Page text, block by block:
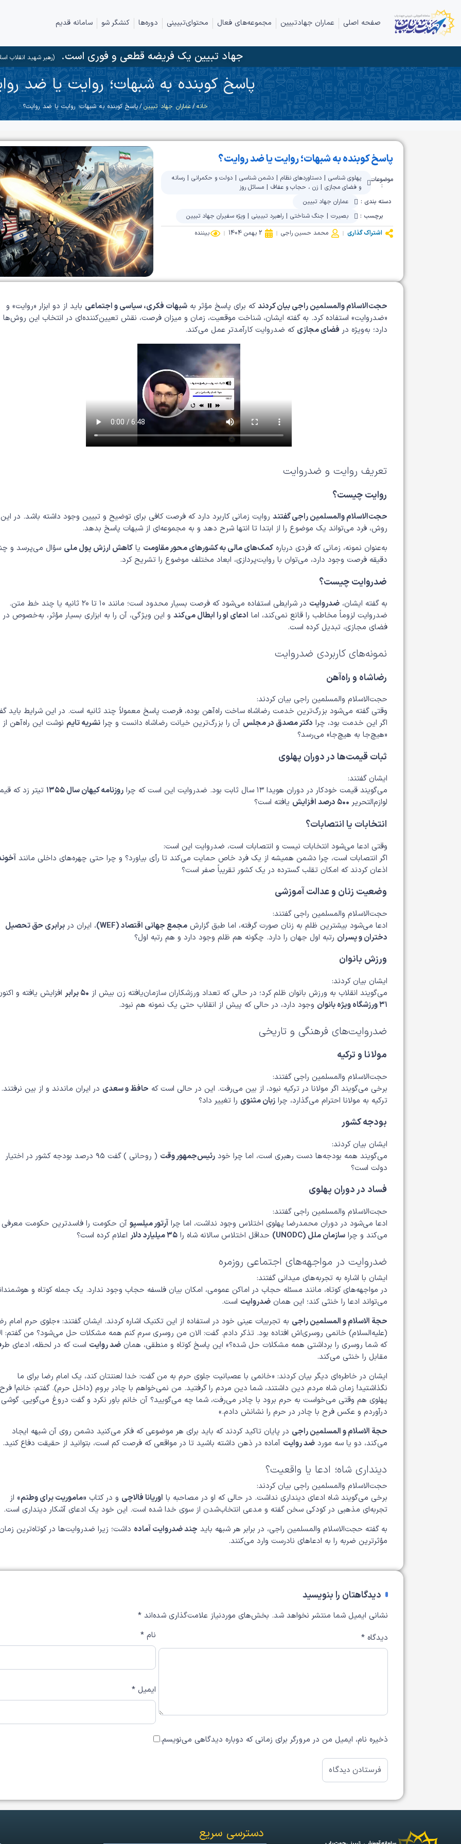
صفحه اصلی عماران جهادتبیین مجموعه‌های فعال محتوای‌تبیینی دوره‌ها کنشگر شو سامانه قدیم
جهاد تبیین یک فریضه قطعی و فوری است.(رهبر شهید انقلاب
پاسخ کوبنده به شبهات؛ روایت یا ضد
خانه/عماران جهاد تبیین/ پاسخ کوبنده به شبهات؛ روایت یا ضد روایت؟
پاسخ کوبنده به شبهات؛ روایت یا ضد روایت؟
موضوعات
:
پهلوی شناسی| دستاوردهای نظام| دشمن شناسی| دولت و حکمرانی| رسانه
و فضای مجازی| زن ، حجاب و عفاف| مسائل روز
دسته بندی :
عماران جهاد تبیین
برچسب :
بصیرت| جنگ شناختی| راهبرد تبیینی| ویژه سفیران جهاد تبیین
اشتراک گذاری
محمد حسین راجی 2 بهمن 1404 بیننده
حجت‌الاسلام والمسلمین راجیبیان کردندکه برای پاسخ مؤثر به شبهات فکری، سیاسی و اجتماعی باید از دو ابزار «روایت» و
«ضدروایت» استفاده کرد. به گفته ایشان، شناخت موقعیت، زمان و میزان فرصت، نقش تعیین‌کننده‌ای در انتخاب این روش‌ها
دارد؛ به‌ویژه در فضای مجازی که ضدروایت کارآمدتر عمل می‌کند.
تعریف روایت و ضدروایت
روایت چیست؟
حجت‌الاسلام والمسلمین راجی گفتند روایت زمانی کاربرد دارد که فرصت کافی برای توضیح و تبیین وجود داشته باشد. در این
روش، فرد می‌تواند یک موضوع را از ابتدا تا انتها شرح دهد و به مجموعه‌ای از شبهات پاسخ بدهد.
به‌عنوان نمونه، زمانی که فردی درباره کمک‌های مالی به کشورهای محور مقاومت یا کاهش ارزش پول ملی سؤال می‌پرسد و
دقیقه فرصت وجود دارد، می‌توان با روایت‌پردازی، ابعاد مختلف موضوع را تشریح کرد.
ضدروایت چیست؟
به گفته ایشان، ضدروایت
در شرایطی استفاده می‌شود که فرصت بسیار محدود است؛ مانند ۱۰ تا ۲۰ ثانیه یا چند خط متن.
ضدروایت لزوماً مخاطب را قانع نمی‌کند، اما ادعای او را ابطال می‌کند و این ویژگی، آن را به ابزاری بسیار مؤثر، به‌خصوص در
فضای مجازی، تبدیل کرده است.
نمونه‌های کاربردی ضدروایت
رضاشاه و راه‌آهن
حجت‌الاسلام والمسلمین راجی بیان کردند:
وقتی گفته می‌شود بزرگ‌ترین خدمت رضاشاه ساخت راه‌آهن بوده، فرصت پاسخ معمولاً چند ثانیه است. در این شرایط باید
اگر این خدمت بود، چرا دکتر مصدق در مجلس آن را بزرگ‌ترین خیانت رضاشاه دانست و چرا نشریه تایم نوشت این راه‌آهن از
«هیچ‌جا به هیچ‌جا» می‌رسد؟
ثبات قیمت‌ها در دوران پهلوی
ایشان گفتند:
می‌گویند قیمت خودکار در دوران هویدا ۱۳ سال ثابت بود. ضدروایت این است که چرا
روزنامه کیهان سال ۱۳۵۵
تیتر زد که
لوازم‌التحریر ۵۰۰ درصد افزایش یافته است؟
انتخابات یا انتصابات؟
وقتی ادعا می‌شود انتخابات نیست و انتصابات است، ضدروایت این است:
اگر انتصابات است، چرا دشمن همیشه از یک فرد خاص حمایت می‌کند تا رأی بیاورد؟ و چرا حتی چهره‌های داخلی مانند
اذعان کردند که امکان تقلب گسترده در یک کشور تقریباً صفر است؟
وضعیت زنان و عدالت آموزشی
حجت‌الاسلام والمسلمین راجی گفتند:
ادعا می‌شود بیشترین ظلم به زنان صورت گرفته، اما طبق گزارش مجمع جهانی اقتصاد (WEF) ، ایران در برابری حق تحصیل
دختران و پسران رتبه اول جهان را دارد. چگونه هم ظلم وجود دارد و هم رتبه اول؟
ورزش بانوان
ایشان بیان کردند:
می‌گویند انقلاب به ورزش بانوان ظلم کرد؛ در حالی که تعداد ورزشکاران سازمان‌یافته زن بیش از ۵۰ برابر
افزایش یافته و
۳۱ ورزشگاه ویژه بانوان
وجود دارد، در حالی که پیش از انقلاب حتی یک نمونه هم نبود.
ضدروایت‌های فرهنگی و تاریخی
مولانا و ترکیه
حجت‌الاسلام والمسلمین راجی گفتند:
برخی می‌گویند اگر مولانا در ترکیه نبود، از بین می‌رفت. این در حالی است که حافظ و سعدی در ایران ماندند و از بین نرفتند.
ترکیه به مولانا احترام می‌گذارد، چرا زبان مثنوی را تغییر داد؟
بودجه کشور
ایشان بیان کردند:
می‌گویند همه بودجه‌ها دست رهبری است، اما چرا خود رئیس‌جمهور وقت
( روحانی ) گفت ۹۵ درصد بودجه کشور در اختیار
دولت است؟
فساد در دوران پهلوی
حجت‌الاسلام والمسلمین راجی گفتند:
ادعا می‌شود در دوران محمدرضا پهلوی اختلاس وجود نداشت، اما چرا آرتور میلسپو آن حکومت را فاسدترین حکومت معرفی
می‌کند و چرا سازمان ملل (UNODC) حداقل اختلاس سالانه شاه را ۳۵ میلیارد دلار اعلام کرده است؟
ضدروایت در مواجهه‌های اجتماعی روزمره
ایشان با اشاره به تجربه‌های میدانی گفتند:
در مواجهه‌های کوتاه، مانند مسئله حجاب در اماکن عمومی، امکان بیان فلسفه حجاب وجود ندارد. یک جمله کوتاه و
می‌تواند ادعا را خنثی کند؛ این همان ضدروایت است.
حجة الاسلام و المسلمین راجی به تجربیات عینی خود در استفاده از این تکنیک اشاره کردند. ایشان گفتند: «جلوی حرم امام
(علیه‌السلام) خانمی روسری‌اش افتاده بود. تذکر دادم. گفت: الان من روسری سرم کنم همه مشکلات حل می‌شود؟ من گفتم:
که شما روسری را برداشتی همه مشکلات حل شده؟» این پاسخ کوتاه و منطقی، همان ضد روایت است که در لحظه، ادعای
مقابل را خنثی می‌کند.
ایشان در خاطره‌ای دیگر بیان کردند: «خانمی با عصبانیت جلوی حرم به من گفت: خدا لعنتتان کند، یک امام رضا برای ما
نگذاشتید! زمان شاه مردم دین داشتند، شما دین مردم را گرفتید. من نمی‌خواهم با چادر بروم (داخل حرم). گفتم: خانم! فرح
پهلوی هم وقتی می‌خواست به حرم برود با چادر می‌رفت، شما چه می‌گویید؟ آن خانم باور نکرد و گفت دروغ می‌گویی. گوشی
درآوردم و عکس فرح با چادر در حرم را نشانش دادم.»
حجة الاسلام و المسلمین راجی در پایان تاکید کردند که باید برای هر موضوعی که فکر می‌کنید دشمن روی آن شبهه ایجاد
می‌کند، دو یا سه مورد ضد روایت آماده در ذهن داشته باشید تا در مواقعی که فرصت کم است، بتوانید از حقیقت دفاع کنید.
دینداری شاه؛ ادعا یا واقعیت؟
حجت‌الاسلام والمسلمین راجی بیان کردند:
برخی می‌گویند شاه ادعای دینداری نداشت. در حالی که او در مصاحبه با اوریانا فالاچی و در کتاب «ماموریت برای وطنم» از
تجربه‌ای مذهبی در کودکی سخن گفته و مدعی انتخاب‌شدن از سوی خدا شده است. این خود یک ادعای آشکار دینداری است.
به گفته حجت‌الاسلام والمسلمین راجی، در برابر هر شبهه باید چند ضدروایت آماده داشت؛ زیرا ضدروایت‌ها در کوتاه‌ترین
مؤثرترین ضربه را به ادعاهای نادرست وارد می‌کنند.
دیدگاهتان را بنویسید
نشانی ایمیل شما منتشر نخواهد شد. بخش‌های موردنیاز علامت‌گذاری شده‌اند *
دیدگاه * نام *
ایمیل *
ذخیره نام، ایمیل من در مرورگر برای زمانی که دوباره دیدگاهی می‌نویسم.
دسترسی سریع